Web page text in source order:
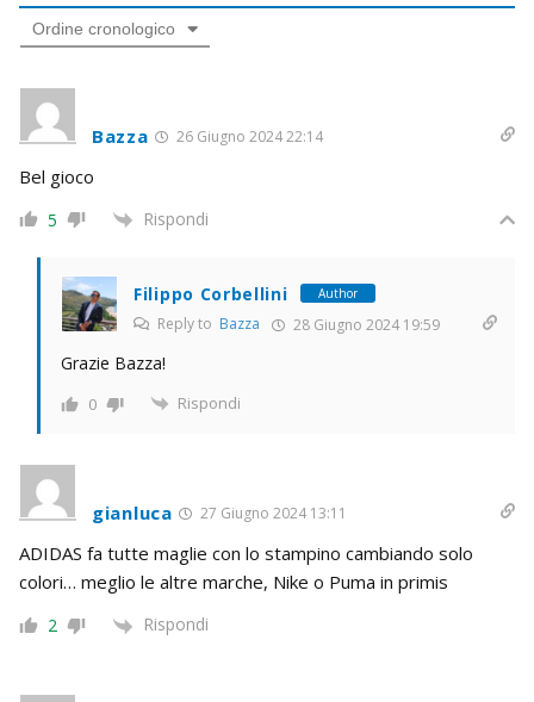
Ordine cronologico
Bazza 26 Giugno 2024 22:14
Bel gioco
5 Rispondi
Filippo Corbellini Author
Reply to Bazza 28 Giugno 2024 19:59
Grazie Bazza!
0 Rispondi
gianluca 27 Giugno 2024 13:11
ADIDAS fa tutte maglie con lo stampino cambiando solo
colori… meglio le altre marche, Nike o Puma in primis
2 Rispondi